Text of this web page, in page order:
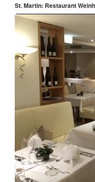
St. Martin: Restaurant